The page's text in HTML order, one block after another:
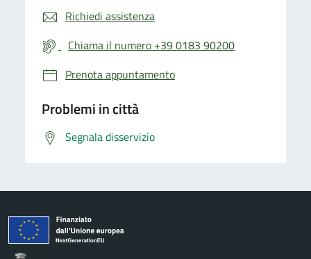
Richiedi assistenza
Chiama il numero +39 0183 90200
Prenota appuntamento
Problemi in città
Segnala disservizio